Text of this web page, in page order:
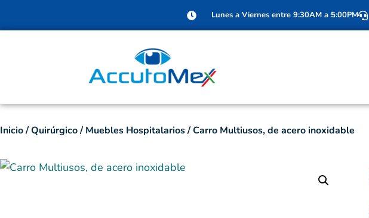
Lunes a Viernes entre 9:30AM a 5:00PM
Inicio/Quirúrgico/ Muebles Hospitalarios/ Carro Multiusos, de acero inoxidable